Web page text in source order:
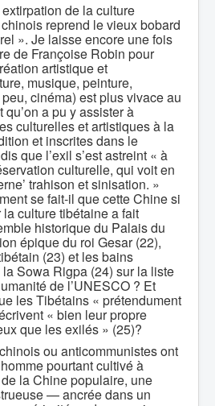
extirpation de la culture
reprend le vieux bobard
». Je laisse encore une fois
de Françoise Robin pour
artistique et
musique, peinture,
cinéma) est plus vivace au
qu’on a pu y assister à
culturelles et artistiques à la
et inscrites dans le
que l’exil s’est astreint « à
culturelle, qui voit en
trahison et sinisation. »
se fait-il que cette Chine si
la culture tibétaine a fait
historique du Palais du
épique du roi Gesar (22),
(23) et les bains
Sowa Rigpa (24) sur la liste
de l’UNESCO ? Et
les Tibétains « prétendument
« bien leur propre
que les exilés » (25)?
ou anticommunistes ont
pourtant cultivé à
la Chine populaire, une
— ancrée dans un